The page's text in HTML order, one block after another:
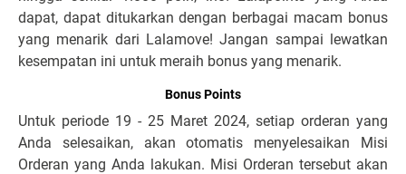
dapat, dapat ditukarkan dengan berbagai macam bonus
yang menarik dari Lalamove! Jangan sampai lewatkan
kesempatan ini untuk meraih bonus yang menarik.
Bonus Points
Untuk periode 19 - 25 Maret 2024, setiap orderan yang
Anda selesaikan, akan otomatis menyelesaikan Misi
Orderan yang Anda lakukan. Misi Orderan tersebut akan